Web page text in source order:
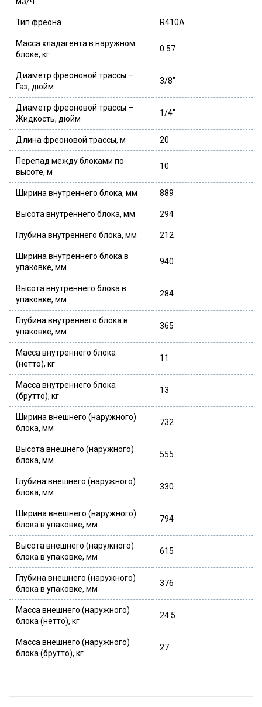
Тип фреона R410A
Масса хладагента в наружном
блоке, кг
0.57
Диаметр фреоновой трассы –
Газ, дюйм
3/8″
Диаметр фреоновой трассы –
Жидкость, дюйм
1/4″
Длина фреоновой трассы, м 20
Перепад между блоками по
высоте, м
10
Ширина внутреннего блока, мм 889
Высота внутреннего блока, мм 294
Глубина внутреннего блока, мм 212
Ширина внутреннего блока в
упаковке, мм
940
Высота внутреннего блока в
упаковке, мм
284
Глубина внутреннего блока в
упаковке, мм
365
Масса внутреннего блока
(нетто), кг
11
Масса внутреннего блока
(брутто), кг
13
Ширина внешнего (наружного)
блока, мм
732
Высота внешнего (наружного)
блока, мм
555
Глубина внешнего (наружного)
блока, мм
330
Ширина внешнего (наружного)
блока в упаковке, мм
794
Высота внешнего (наружного)
блока в упаковке, мм
615
Глубина внешнего (наружного)
блока в упаковке, мм
376
Масса внешнего (наружного)
блока (нетто), кг
24.5
Масса внешнего (наружного)
блока (брутто), кг
27